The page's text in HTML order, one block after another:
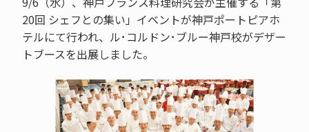
20回 シェフとの集い」イベントが神戸ポートピアホ
テルにて行われ、ル･コルドン･ブルー神戸校がデザー
トブースを出展しました。